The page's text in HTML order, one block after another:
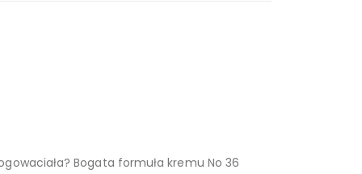
Bogata formuła kremu No 36